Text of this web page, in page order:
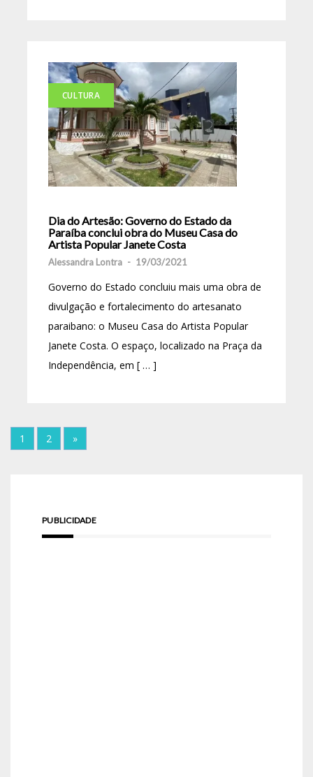
CULTURA
Dia do Artesão: Governo do Estado da
Paraíba conclui obra do Museu Casa do
Artista Popular Janete Costa
Alessandra Lontra - 19/03/2021
Governo do Estado concluiu mais uma obra de
divulgação e fortalecimento do artesanato
paraibano: o Museu Casa do Artista Popular
Janete Costa. O espaço, localizado na Praça da
Independência, em [ … ]
1 2 »
PUBLICIDADE